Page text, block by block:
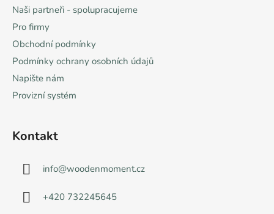
Naši partneři - spolupracujeme
Pro firmy
Obchodní podmínky
Podmínky ochrany osobních údajů
Napište nám
Provizní systém
Kontakt
info@woodenmoment.cz
+420 732245645